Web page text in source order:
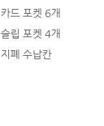
카드 포켓 6개
슬립 포켓 4개
지폐 수납칸